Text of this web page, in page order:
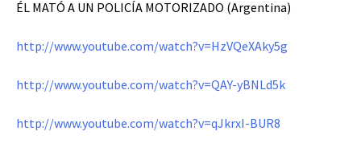
ÉL MATÓ A UN POLICÍA MOTORIZADO (Argentina)
http://www.youtube.com/watch?v=HzVQeXAky5g
http://www.youtube.com/watch?v=QAY-yBNLd5k
http://www.youtube.com/watch?v=qJkrxI-BUR8